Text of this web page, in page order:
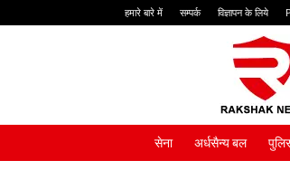
हमारे बारे में सम्पर्क विज्ञापन के लिये
सेना अर्धसैन्य बल